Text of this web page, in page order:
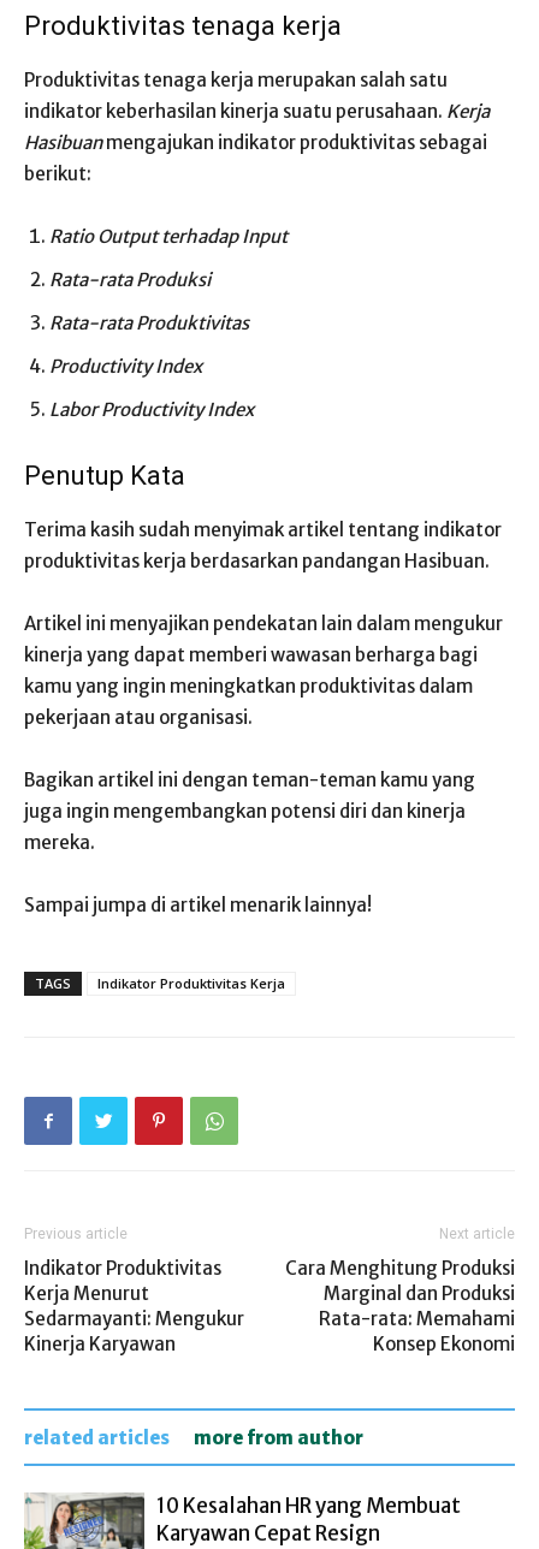
Produktivitas tenaga kerja
Produktivitas tenaga kerja merupakan salah satu
indikator keberhasilan kinerja suatu perusahaan. Kerja
Hasibuanmengajukan indikator produktivitas sebagai
berikut:
Ratio Output terhadap Input
Rata-rata Produksi
Rata-rata Produktivitas
Productivity Index
Labor Productivity Index
Penutup Kata
Terima kasih sudah menyimak artikel tentang indikator
produktivitas kerja berdasarkan pandangan Hasibuan.
Artikel ini menyajikan pendekatan lain dalam mengukur
kinerja yang dapat memberi wawasan berharga bagi
kamu yang ingin meningkatkan produktivitas dalam
pekerjaan atau organisasi.
Bagikan artikel ini dengan teman-teman kamu yang
juga ingin mengembangkan potensi diri dan kinerja
mereka.
Sampai jumpa di artikel menarik lainnya!
TAGS Indikator Produktivitas Kerja
Previous article
Indikator Produktivitas
Kerja Menurut
Sedarmayanti: Mengukur
Kinerja Karyawan
Next article
Cara Menghitung Produksi
Marginal dan Produksi
Rata-rata: Memahami
Konsep Ekonomi
related articles more from author
10 Kesalahan HR yang Membuat
Karyawan Cepat Resign